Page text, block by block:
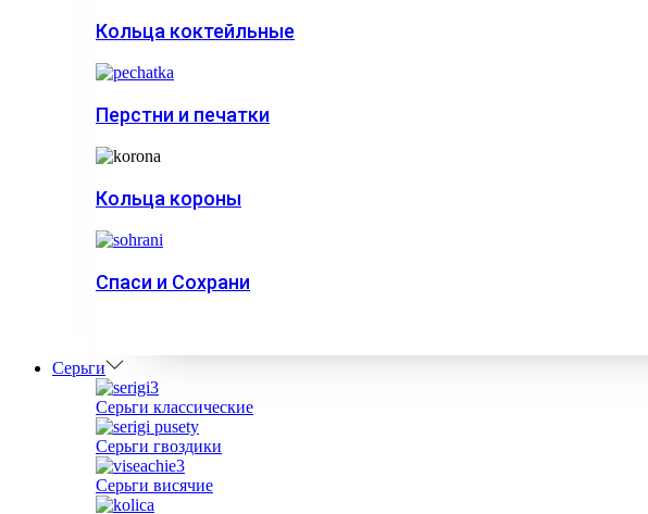
Кольца коктейльные
Перстни и печатки
Кольца короны
Спаси и Сохрани
Серьги
Серьги классические
Серьги гвоздики
Серьги висячие